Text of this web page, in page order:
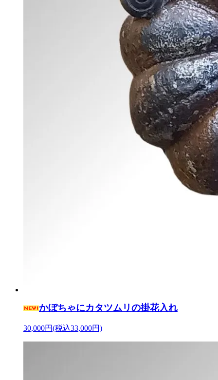
かぼちゃにカタツムリの掛花入れ
30,000円(税込33,000円)